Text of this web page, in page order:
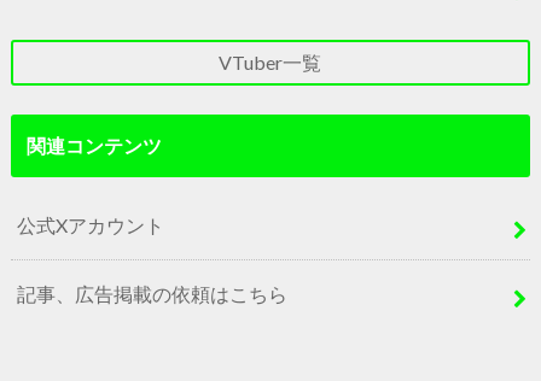
VTuber一覧
関連コンテンツ
公式Xアカウント
記事、広告掲載の依頼はこちら